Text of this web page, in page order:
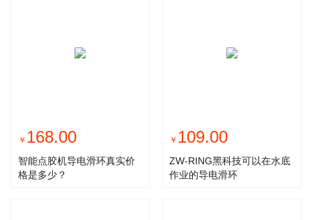
￥ 168.00
智能点胶机导电滑环真实价
格是多少？
￥ 109.00
ZW-RING黑科技可以在水底
作业的导电滑环